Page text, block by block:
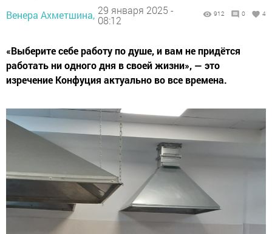
Венера Ахметшина, 29 января 2025 -
08:12
912 0 4
«Выберите себе работу по душе, и вам не придётся
работать ни одного дня в своей жизни», — это
изречение Конфуция актуально во все времена.